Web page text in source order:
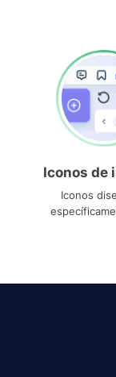
Iconos de
Iconos